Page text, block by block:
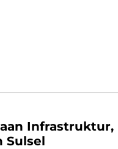
Infrastruktur,
Sulsel